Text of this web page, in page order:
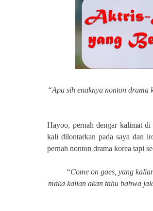
“Apa sih enaknya nonton
Hayoo, pernah dengar kalimat
kali dilontarkan pada saya dan
pernah nonton drama korea tapi
“Come on gaes, yang
maka kalian akan tahu bahwa